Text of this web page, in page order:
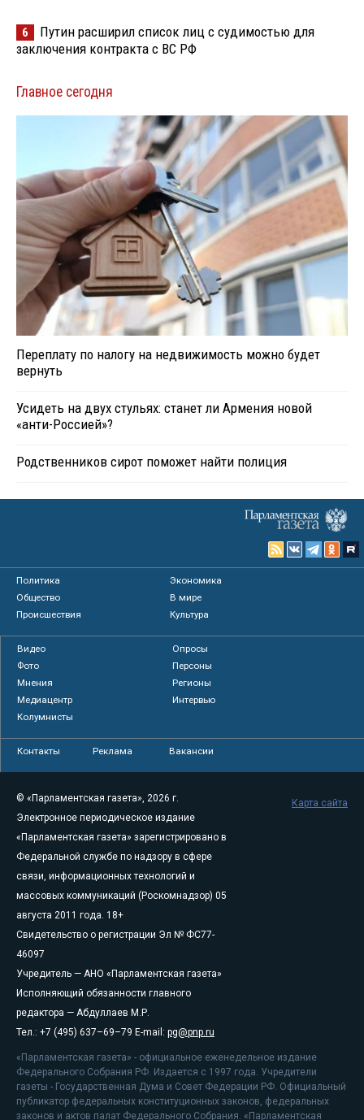
6
Путин расширил список лиц с судимостью для
заключения контракта с ВС РФ
Главное сегодня
Переплату по налогу на недвижимость можно будет
вернуть
Усидеть на двух стульях: станет ли Армения новой
«анти-Россией»?
Родственников сирот поможет найти полиция
Политика
Экономика
Общество
В мире
Происшествия
Культура
Видео
Опросы
Фото
Персоны
Мнения
Регионы
Медиацентр
Интервью
Колумнисты
Контакты Реклама Вакансии
© «Парламентская газета», 2026 г.
Электронное периодическое издание
«Парламентская газета» зарегистрировано в
Федеральной службе по надзору в сфере
связи, информационных технологий и
массовых коммуникаций (Роскомнадзор) 05
августа 2011 года. 18+
Свидетельство о регистрации Эл № ФС77-
46097
Учредитель — АНО «Парламентская газета»
Исполняющий обязанности главного
редактора — Абдуллаев М.Р.
Тел.: +7 (495) 637–69–79 E-mail: pg@pnp.ru
«Парламентская газета» - официальное еженедельное издание
Федерального Собрания РФ. Издается с 1997 года. Учредители
газеты - Государственная Дума и Совет Федерации РФ. Официальный
публикатор федеральных конституционных законов, федеральных
законов и актов палат Федерального Собрания. «Парламентская
Карта сайта